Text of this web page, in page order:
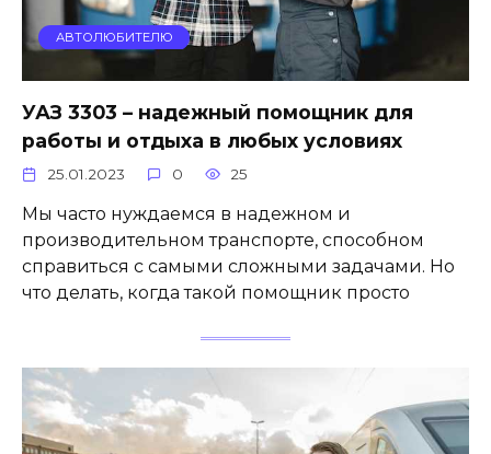
АВТОЛЮБИТЕЛЮ
УАЗ 3303 – надежный помощник для
работы и отдыха в любых условиях
25.01.2023 0 25
Мы часто нуждаемся в надежном и
производительном транспорте, способном
справиться с самыми сложными задачами. Но
что делать, когда такой помощник просто